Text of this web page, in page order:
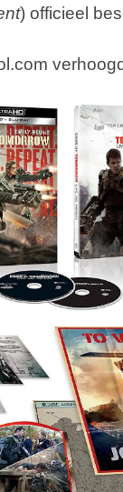
) officieel